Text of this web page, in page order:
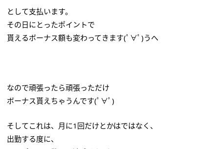
として支払います。
その日にとったポイントで
貰えるボーナス額も変わってきます(ﾟ∀ﾟ)うへ
なので頑張ったら頑張っただけ
ボーナス貰えちゃうんです(ﾟ∀ﾟ)
そしてこれは、月に1回だけとかはではなく、
出勤する度に、